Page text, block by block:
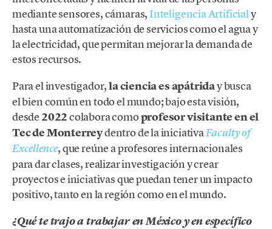
mediante sensores, cámaras, Inteligencia Artificialy
hasta una automatización de servicios como el agua y
la electricidad, que permitan mejorar la demanda de
estos recursos.
Para el investigador,la ciencia es apátriday busca
el bien común en todo el mundo; bajo esta visión,
desde2022colabora comoprofesor visitante en el
Tec de Monterreydentro de la iniciativaFaculty of
Excellence, que reúne a profesores internacionales
para dar clases, realizar investigación y crear
proyectos e iniciativas que puedan tener un impacto
positivo, tanto en la región como en el mundo.
¿Qué te trajo a trabajar en México y en específico